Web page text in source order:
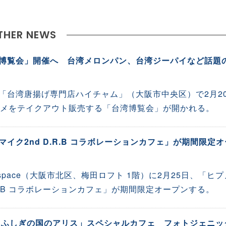
NEWS
覧会」開催へ 台湾メロンパン、台湾ジーパイなど話題
台湾唐揚げ専門店ハイチャム」（大阪市中央区）で2月
をテイクアウト販売する「台湾博覧会」が開かれる。
イク2nd D.R.B コラボレーションカフェ」が期間限定オ
（大阪市北区、梅田ロフト 1階）に2月25日、「ヒプ
コラボレーションカフェ」が期間限定オープンする。
しぎの国のアリス」スペシャルカフェ フォトジェニッ